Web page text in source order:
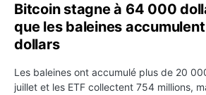
Bitcoin stagne à 64 000
que les baleines
dollars
Les baleines ont accumulé plus de 20
juillet et les ETF collectent 754 millions,